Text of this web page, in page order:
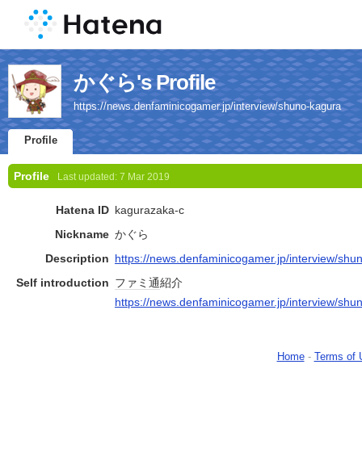
かぐら's Profile
https://news.denfaminicogamer.jp/interview/shuno-kagura
Profile
Profile Last updated: 7 Mar 2019
Hatena ID kagurazaka-c
Nickname かぐら
Description https://news.denfaminicogamer.jp/interview/
Self introduction ファミ通紹介
https://news.denfaminicogamer.jp/interview/
Home- Terms of